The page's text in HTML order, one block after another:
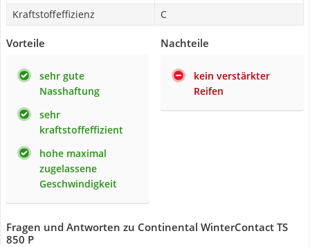
Kraftstoffeffizienz
C
Vorteile
sehr gute
Nasshaftung
sehr
kraftstoffeffizient
hohe maximal
zugelassene
Geschwindigkeit
Nachteile
kein verstärkter
Reifen
Fragen und Antworten zu Continental WinterContact TS
850 P